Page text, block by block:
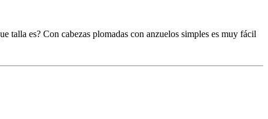
talla es? Con cabezas plomadas con anzuelos simples es muy fácil